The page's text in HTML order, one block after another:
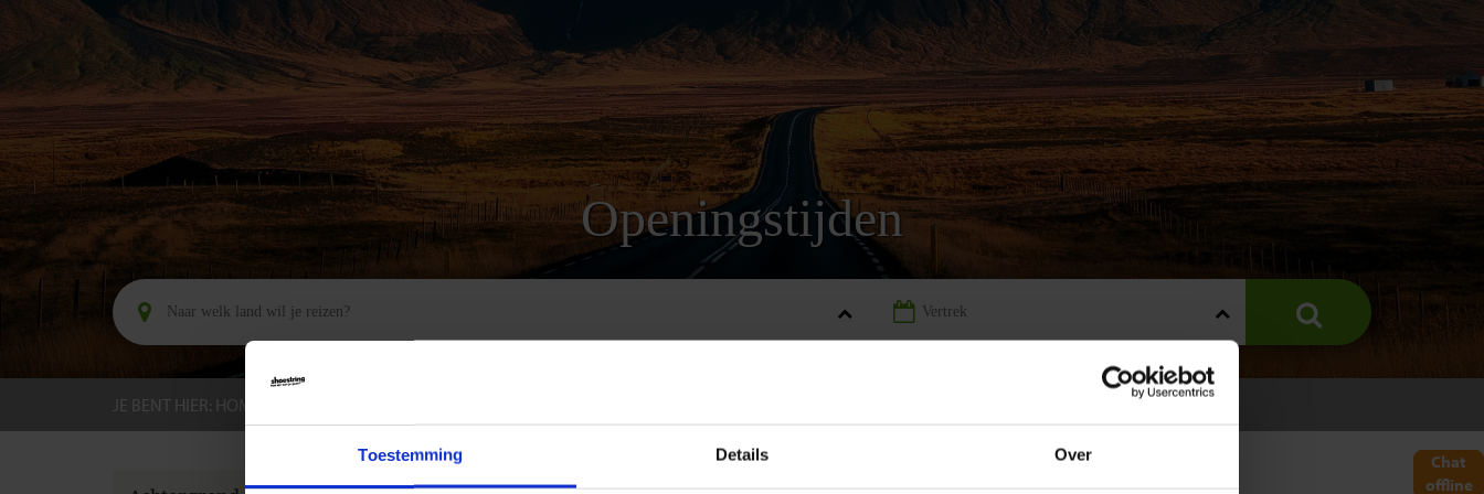
Toestemming Details Over
Chat
offline
Openingstijden
JE BENT HIER: HOME
GROEPSREIZEN